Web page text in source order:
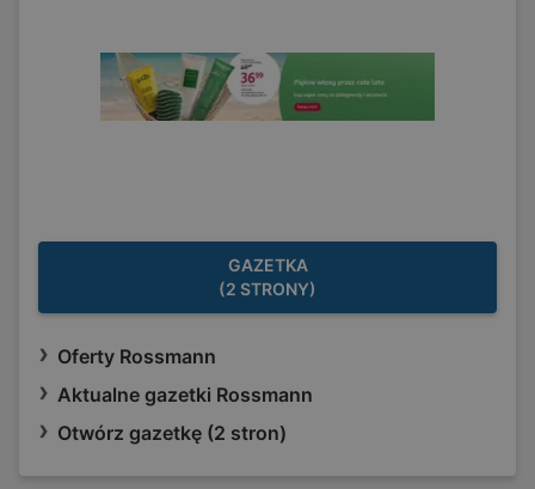
GAZETKA
(2 STRONY)
Oferty Rossmann
Aktualne gazetki Rossmann
Otwórz gazetkę (2 stron)